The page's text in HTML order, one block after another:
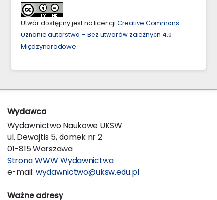
Utwór dostępny jest na licencji Creative Commons
Uznanie autorstwa – Bez utworów zależnych 4.0
Międzynarodowe.
Wydawca
Wydawnictwo Naukowe UKSW
ul. Dewajtis 5, domek nr 2
01-815 Warszawa
Strona WWW Wydawnictwa
e-mail: wydawnictwo@uksw.edu.pl
Ważne adresy